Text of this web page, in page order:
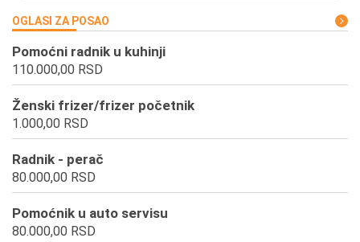
OGLASI ZA POSAO
Pomoćni radnik u kuhinji
110.000,00 RSD
Ženski frizer/frizer početnik
1.000,00 RSD
Radnik - perač
80.000,00 RSD
Pomoćnik u auto servisu
80.000,00 RSD